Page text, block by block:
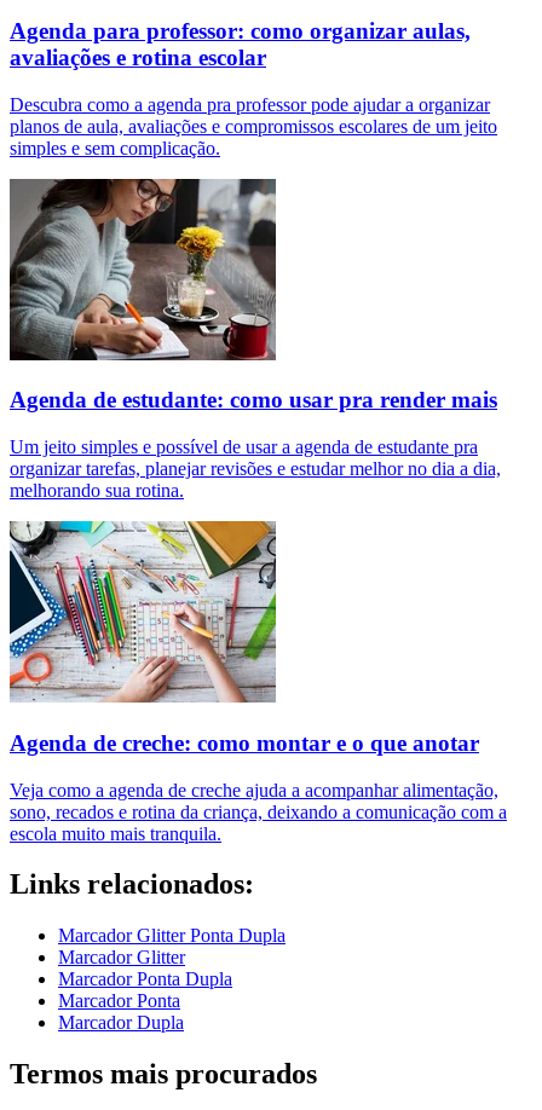
Agenda para professor: como organizar aulas,
avaliações e rotina escolar
Descubra como a agenda pra professor pode ajudar a organizar
planos de aula, avaliações e compromissos escolares de um jeito
simples e sem complicação.
Agenda de estudante: como usar pra render mais
Um jeito simples e possível de usar a agenda de estudante pra
organizar tarefas, planejar revisões e estudar melhor no dia a dia,
melhorando sua rotina.
Agenda de creche: como montar e o que anotar
Veja como a agenda de creche ajuda a acompanhar alimentação,
sono, recados e rotina da criança, deixando a comunicação com a
escola muito mais tranquila.
Links relacionados:
Marcador Glitter Ponta Dupla
Marcador Glitter
Marcador Ponta Dupla
Marcador Ponta
Marcador Dupla
Termos mais procurados